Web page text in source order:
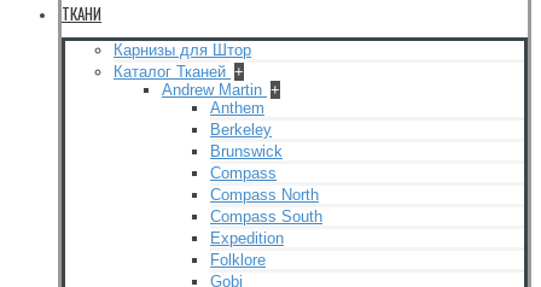
ТКАНИ
Карнизы для Штор
Каталог Тканей +
Andrew Martin +
Anthem
Berkeley
Brunswick
Compass
Compass North
Compass South
Expedition
Folklore
Gobi